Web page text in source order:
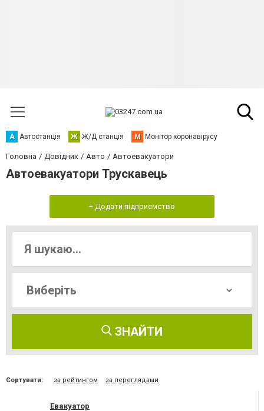
А Автостанція Ж Ж/Д станція М Монітор коронавірусу
Головна Довідник Авто Автоевакуатори
Автоевакуатори Трускавець
+ Додати підприємство
ЗНАЙТИ
Сортувати: за рейтингом за переглядами
Евакуатор